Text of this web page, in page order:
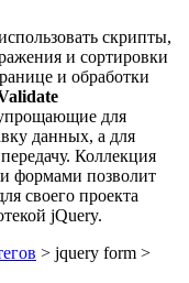
скрипты,
и сортировки
и обработки
для
данных, а для
Коллекция
формами позволит
своего проекта
jQuery.
> jquery form >